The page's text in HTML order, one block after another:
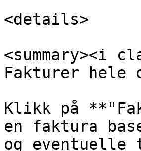
<details>
<summary><i
Fakturer hele
Klikk på
en faktura
og